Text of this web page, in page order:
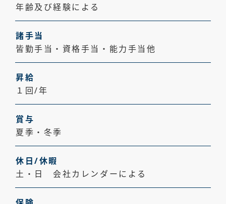
0778-22-0166
年齢及び経験による
諸手当
皆勤手当・資格手当・能力手当他
昇給
１回/年
賞与
夏季・冬季
休日/休暇
土・日 会社カレンダーによる